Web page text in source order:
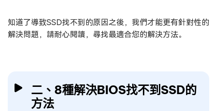
知道了導致SSD找不到的原因之後，我們才能更有針對性的
解決問題，請耐心閱讀，尋找最適合您的解決方法。
二、8種解決BIOS找不到SSD的
方法